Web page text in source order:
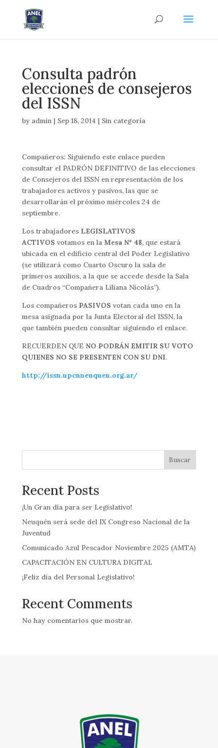
Consulta padrón
elecciones de consejeros
del ISSN
by admin| Sep 18, 2014 | Sin categoría
Compañeros: Siguiendo este enlace pueden
consultar el PADRÓN DEFINITIVO de las elecciones
de Consejeros del ISSN en representación de los
trabajadores activos y pasivos, las que se
desarrollarán el próximo miércoles 24 de
septiembre.
Los trabajadores LEGISLATIVOS
ACTIVOS votamos en la Mesa Nº 48, que estará
ubicada en el edificio central del Poder Legislativo
(se utilizará como Cuarto Oscuro la sala de
primeros auxilios, a la que se accede desde la Sala
de Cuadros “Compañera Liliana Nicolás”).
Los compañeros PASIVOS votan cada uno en la
mesa asignada por la Junta Electoral del ISSN, la
que también pueden consultar siguiendo el enlace.
RECUERDEN QUE NO PODRÁN EMITIR SU VOTO
QUIENES NO SE PRESENTEN CON SU DNI.
http://issn.upcnneuquen.org.ar/
Buscar
Recent Posts
¡Un Gran día para ser Legislativo!
Neuquén será sede del IX Congreso Nacional de la
Juventud
Comunicado Azul Pescador Noviembre 2025 (AMTA)
CAPACITACIÓN EN CULTURA DIGITAL
¡Feliz día del Personal Legislativo!
Recent Comments
No hay comentarios que mostrar.